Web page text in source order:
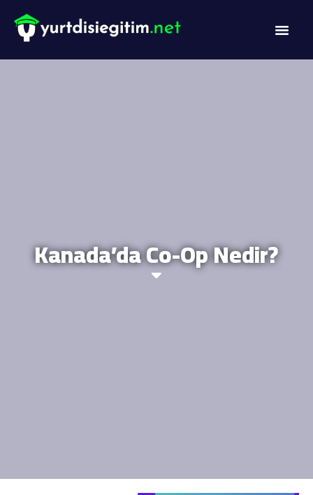
Kanada’da Co-Op Nedir?